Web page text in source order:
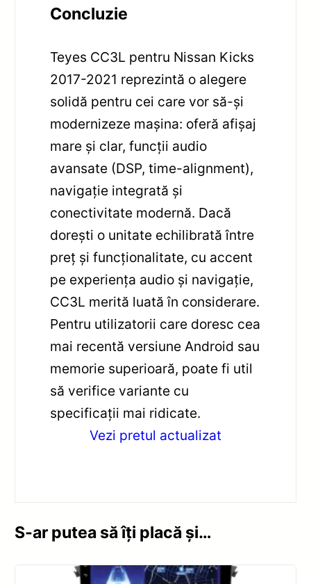
Concluzie
Teyes CC3L pentru Nissan Kicks
2017-2021 reprezintă o alegere
solidă pentru cei care vor să-și
modernizeze mașina: oferă afișaj
mare și clar, funcții audio
avansate (DSP, time-alignment),
navigație integrată și
conectivitate modernă. Dacă
dorești o unitate echilibrată între
preț și funcționalitate, cu accent
pe experiența audio și navigație,
CC3L merită luată în considerare.
Pentru utilizatorii care doresc cea
mai recentă versiune Android sau
memorie superioară, poate fi util
să verifice variante cu
specificații mai ridicate.
Vezi pretul actualizat
S-ar putea să îți placă și…